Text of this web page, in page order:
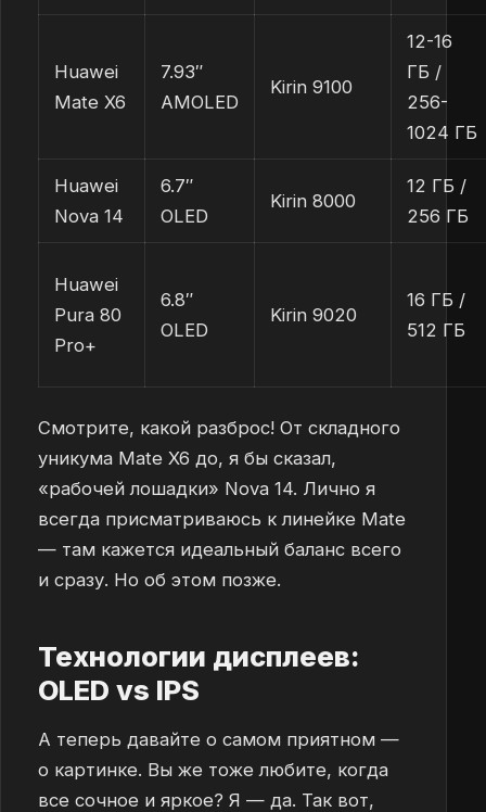
Huawei
Mate X6
7.93″
AMOLED
Kirin 9100
12-16
ГБ /
256-
1024 ГБ
Huawei
Nova 14
6.7″
OLED
Kirin 8000
12 ГБ /
256 ГБ
Huawei
Pura 80
Pro+
6.8″
OLED
Kirin 9020
16 ГБ /
512 ГБ
Смотрите, какой разброс! От складного
уникума Mate X6 до, я бы сказал,
«рабочей лошадки» Nova 14. Лично я
всегда присматриваюсь к линейке Mate
— там кажется идеальный баланс всего
и сразу. Но об этом позже.
Технологии дисплеев:
OLED vs IPS
А теперь давайте о самом приятном —
о картинке. Вы же тоже любите, когда
все сочное и яркое? Я — да. Так вот,